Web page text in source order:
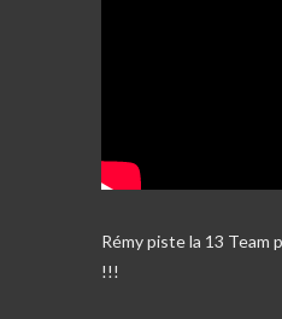
Rémy piste la 13 Team
!!!